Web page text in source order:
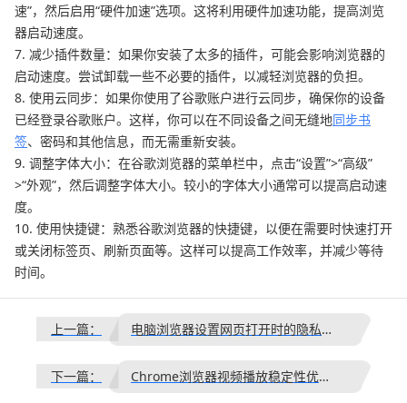
速”，然后启用“硬件加速”选项。这将利用硬件加速功能，提高浏览
器启动速度。
7. 减少插件数量：如果你安装了太多的插件，可能会影响浏览器的
启动速度。尝试卸载一些不必要的插件，以减轻浏览器的负担。
8. 使用云同步：如果你使用了谷歌账户进行云同步，确保你的设备
已经登录谷歌账户。这样，你可以在不同设备之间无缝地同步书
签、密码和其他信息，而无需重新安装。
9. 调整字体大小：在谷歌浏览器的菜单栏中，点击“设置”>“高级”
>“外观”，然后调整字体大小。较小的字体大小通常可以提高启动速
度。
10. 使用快捷键：熟悉谷歌浏览器的快捷键，以便在需要时快速打开
或关闭标签页、刷新页面等。这样可以提高工作效率，并减少等待
时间。
上一篇： 电脑浏览器设置网页打开时的隐私保护级别安全策略配置表
下一篇： Chrome浏览器视频播放稳定性优化效果实测如何